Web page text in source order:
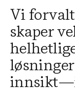
Vi
skaper